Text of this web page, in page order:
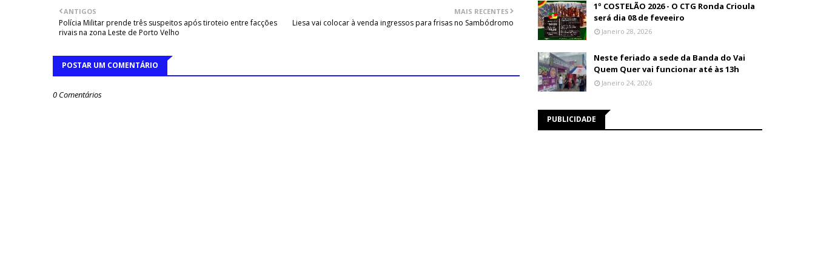
MAIS RECENTES
Liesa vai colocar à venda ingressos para frisas no Sambódromo
ANTIGOS
Polícia Militar prende três suspeitos após tiroteio entre facções
rivais na zona Leste de Porto Velho
POSTAR UM COMENTÁRIO
0 Comentários
1º COSTELÃO 2026 - O CTG Ronda Crioula
será dia 08 de feveeiro
Janeiro 28, 2026
Neste feriado a sede da Banda do Vai
Quem Quer vai funcionar até às 13h
Janeiro 24, 2026
PUBLICIDADE